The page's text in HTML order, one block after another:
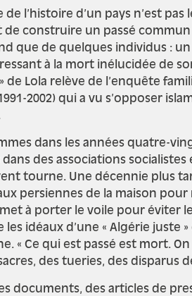
de l’histoire d’un pays n’est
construire un passé commun
que de quelques individus :
à la mort inélucidée de
» de Lola relève de l’enquête
2002) qui a vu s’opposer
dans les années quatre-
des associations
tourne. Une décennie plus
persiennes de la maison
à porter le voile pour éviter
les idéaux d’une « Algérie juste
« Ce qui est passé est mort.
des tueries, des disparus
documents, des articles de